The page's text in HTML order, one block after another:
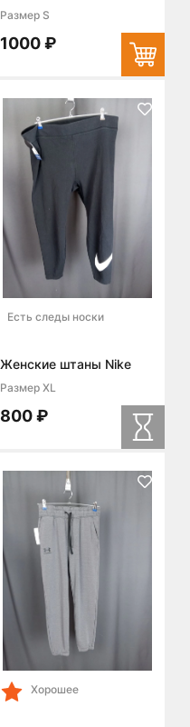
Размер S
1000 ₽
Есть следы носки
Женские штаны Nike
Размер XL
800 ₽
Хорошее